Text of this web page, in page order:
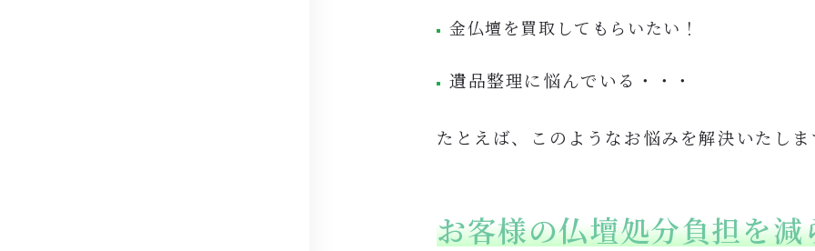
金仏壇を買取してもらいたい！
遺品整理に悩んでいる・・・
たとえば、このようなお悩みを解決いたし
お客様の仏壇処分負担を減